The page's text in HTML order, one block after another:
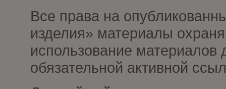
Все права на
изделия» материалы
использование материалов
обязательной активной